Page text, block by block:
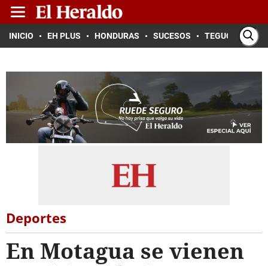
INICIO EH PLUS HONDURAS SUCESOS TEGUCIGALPA
Deportes
En Motagua se vienen